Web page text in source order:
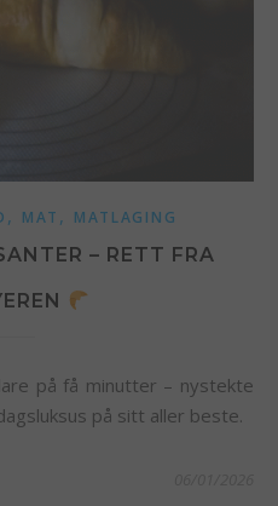
, MAT , MATLAGING
– RETT FRA
på sitt aller beste.